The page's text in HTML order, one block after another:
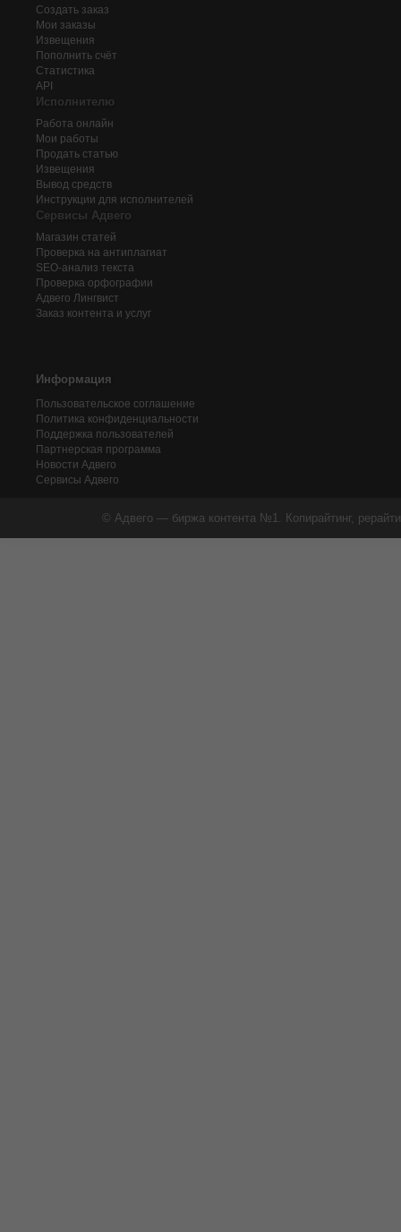
Создать заказ
Мои заказы
Извещения
Пополнить счёт
Статистика
API
Исполнителю
Работа онлайн
Мои работы
Продать статью
Извещения
Вывод средств
Инструкции для исполнителей
Сервисы Адвего
Магазин статей
Проверка на антиплагиат
SEO-анализ текста
Проверка орфографии
Адвего Лингвист
Заказ контента и услуг
Информация
Пользовательское соглашение
Политика конфиденциальности
Поддержка пользователей
Партнерская программа
Новости Адвего
Сервисы Адвего
© Адвего — биржа контента №1. Копирайтинг,